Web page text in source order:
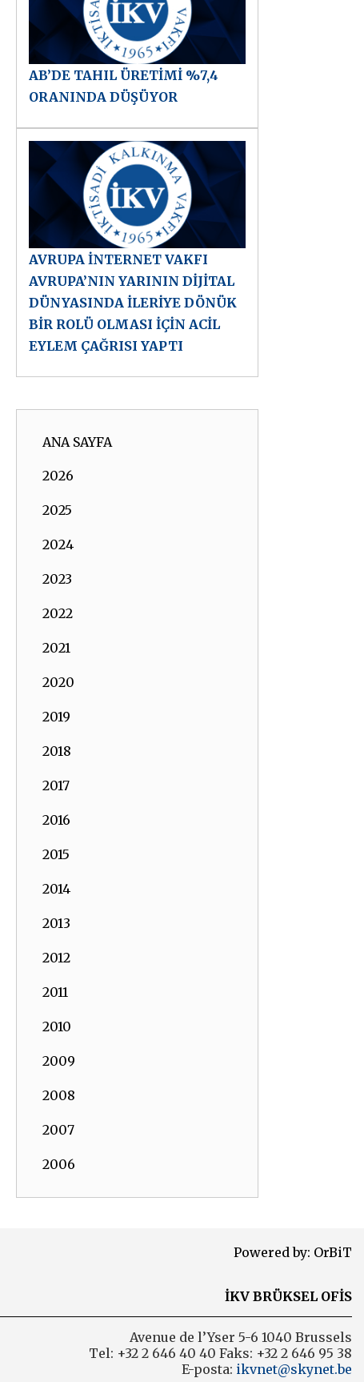
AB’DE TAHIL ÜRETİMİ %7,4
ORANINDA DÜŞÜYOR
AVRUPA İNTERNET VAKFI
AVRUPA’NIN YARININ DİJİTAL
DÜNYASINDA İLERİYE DÖNÜK
BİR ROLÜ OLMASI İÇİN ACİL
EYLEM ÇAĞRISI YAPTI
ANA SAYFA
2026
2025
2024
2023
2022
2021
2020
2019
2018
2017
2016
2015
2014
2013
2012
2011
2010
2009
2008
2007
2006
Powered by: OrBiT
İKV BRÜKSEL OFİS
Avenue de l’Yser 5-6 1040 Brussels
Tel: +32 2 646 40 40 Faks: +32 2 646 95 38
E-posta: ikvnet@skynet.be